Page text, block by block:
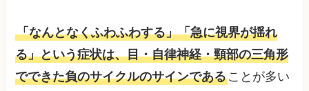
「なんとなくふわふわする」「急に視界が揺れ
る」という症状は、目・自律神経・頸部の三角形
でできた負のサイクルのサインであることが多い